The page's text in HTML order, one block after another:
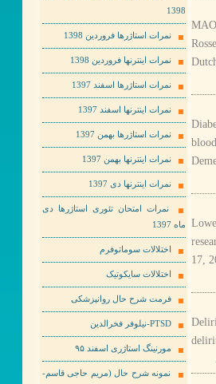
17,
1398
نمرات استاژرها فروردین 1398
نمرات اینترنها فروردین 1398
نمرات استاژرها اسفند 1397
نمرات اینترنها اسفند 1397
نمرات استاژرها بهمن 1397
نمرات اینترنها بهمن 1397
نمرات اینترنها دی 1397
نمرات امتحان تئوری استاژرها دی
ماه 1397
اختلالات سوماتوفرم
اختلالات سایکوتیک
فرمت شرح حال روانپزشکی
PTSD-نیلوفر فخرالدین
مورنینگ استاژری اسفند ۹۵
نمونه شرح حال (مریم حاجی قاسم-